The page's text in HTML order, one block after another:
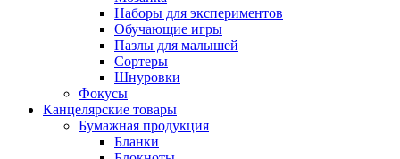
Наборы для экспериментов
Обучающие игры
Пазлы для малышей
Сортеры
Шнуровки
Фокусы
Канцелярские товары
Бумажная продукция
Бланки